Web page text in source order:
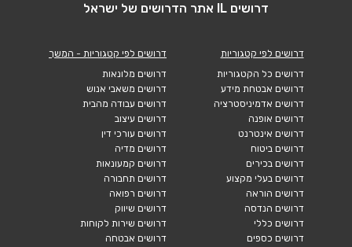
דרושים IL אתר הדרושים של ישראל
דרושים לפי קטגוריות
דרושים כל הקטגוריות
דרושים אבטחת מידע
דרושים אדמיניסטרציה
דרושים אופנה
דרושים אינטרנט
דרושים ביטוח
דרושים בכירים
דרושים בעלי מקצוע
דרושים הוראה
דרושים הנדסה
דרושים כללי
דרושים כספים
דרושים לפי קטגוריות - המשך
דרושים מלונאות
דרושים משאבי אנוש
דרושים עבודה מהבית
דרושים עיצוב
דרושים עורכי דין
דרושים מדיה
דרושים קמעונאות
דרושים תחבורה
דרושים רפואה
דרושים שיווק
דרושים שירות לקוחות
דרושים אבטחה